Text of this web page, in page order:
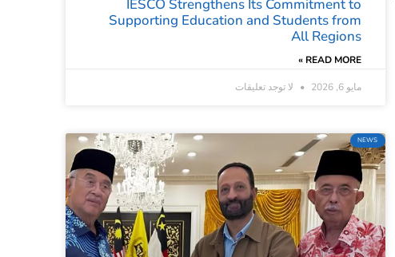
IESCO Strengthens Its Commitment to
Supporting Education and Students from
All Regions
READ MORE »
مايو 6, 2026 لا توجد تعليقات
NEWS